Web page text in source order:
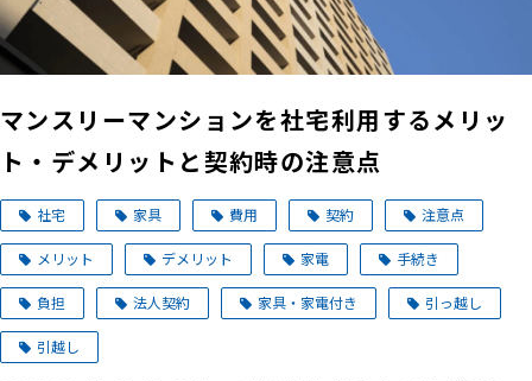
マンスリーマンションを社宅利用するメリッ
ト・デメリットと契約時の注意点
社宅 家具 費用 契約 注意点
メリット デメリット 家電 手続き
負担 法人契約 家具・家電付き 引っ越し
引越し